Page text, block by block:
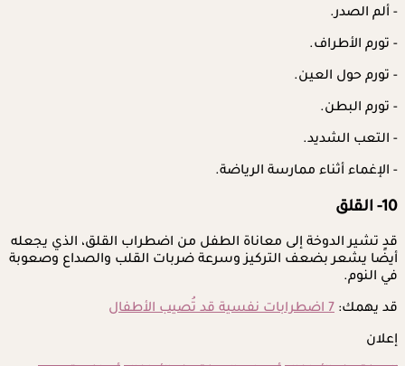
- ألم الصدر.
- تورم الأطراف.
- تورم حول العين.
- تورم البطن.
- التعب الشديد.
- الإغماء أثناء ممارسة الرياضة.
10- القلق
قد تشير الدوخة إلى معاناة الطفل من اضطراب القلق، الذي يجعله
أيضًا يشعر بضعف التركيز وسرعة ضربات القلب والصداع وصعوبة
في النوم.
قد يهمك: 7 اضطرابات نفسية قد تُصيب الأطفال
إعلان